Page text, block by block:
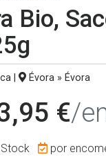
Bio,
| Évora » Évora
€/
Stock
por